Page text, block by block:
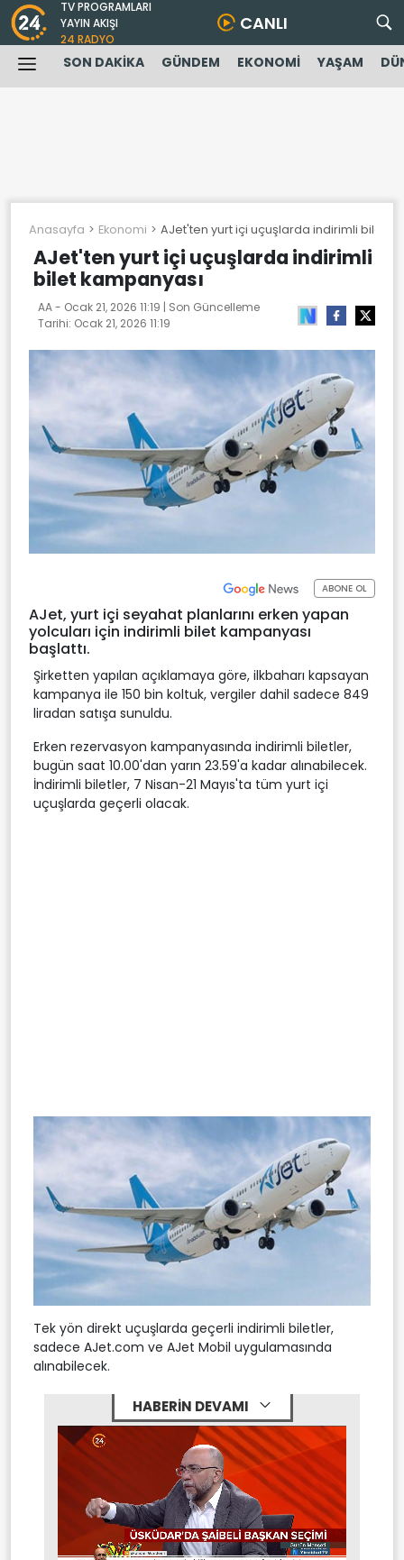
TV PROGRAMLARI
YAYIN AKIŞI
24 RADYO
CANLI
SON DAKİKA GÜNDEM EKONOMİ YAŞAM
Anasayfa Ekonomi AJet'ten yurt içi uçuşlarda indirimli bilet
AJet'ten yurt içi uçuşlarda indirimli
bilet kampanyası
AA - Ocak 21, 2026 11:19 | Son Güncelleme
Tarihi: Ocak 21, 2026 11:19
ABONE OL
AJet, yurt içi seyahat planlarını erken yapan
yolcuları için indirimli bilet kampanyası
başlattı.
Şirketten yapılan açıklamaya göre, ilkbaharı kapsayan
kampanya ile 150 bin koltuk, vergiler dahil sadece 849
liradan satışa sunuldu.
Erken rezervasyon kampanyasında indirimli biletler,
bugün saat 10.00'dan yarın 23.59'a kadar alınabilecek.
İndirimli biletler, 7 Nisan-21 Mayıs'ta tüm yurt içi
uçuşlarda geçerli olacak.
Tek yön direkt uçuşlarda geçerli indirimli biletler,
sadece AJet.com ve AJet Mobil uygulamasında
alınabilecek.
HABERİN DEVAMI